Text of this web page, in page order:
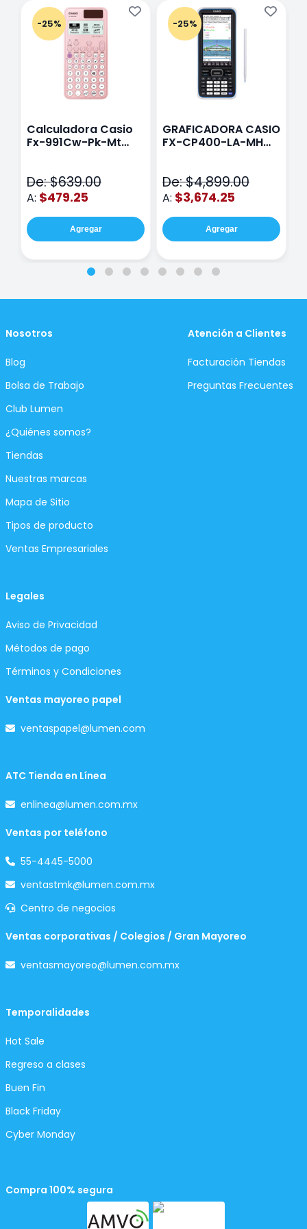
-25%
Calculadora Casio
Fx-991Cw-Pk-Mt
De: $639.00
A: $479.25
Agregar
-25%
GRAFICADORA CASIO
FX-CP400-LA-MH
De: $4,899.00
A: $3,674.25
Agregar
Nosotros
Blog
Bolsa de Trabajo
Club Lumen
¿Quiénes somos?
Tiendas
Nuestras marcas
Mapa de Sitio
Tipos de producto
Ventas Empresariales
Atención a Clientes
Facturación Tiendas
Preguntas Frecuentes
Legales
Aviso de Privacidad
Métodos de pago
Términos y Condiciones
Ventas mayoreo papel
ventaspapel@lumen.com
ATC Tienda en Línea
enlinea@lumen.com.mx
Ventas por teléfono
55-4445-5000
ventastmk@lumen.com.mx
Centro de negocios
Ventas corporativas / Colegios / Gran Mayoreo
ventasmayoreo@lumen.com.mx
Temporalidades
Hot Sale
Regreso a clases
Buen Fin
Black Friday
Cyber Monday
Compra 100% segura